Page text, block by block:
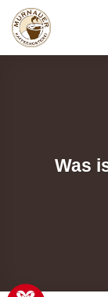
Zum
Inhalt
springen
Was